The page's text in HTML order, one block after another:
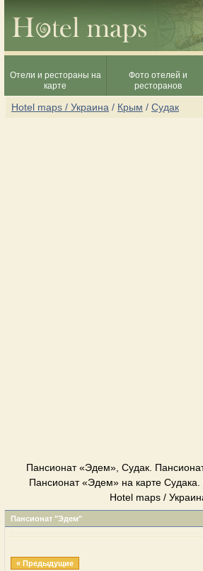
Отели и рестораны на
карте
Фото отелей и
ресторанов
Hotel maps / Украина / Крым / Судак
Пансионат «Эдем», Судак.
Пансионат «Эдем» на карте Судака.
Hotel maps /
Пансионат "Эдем"
« Предыдущие